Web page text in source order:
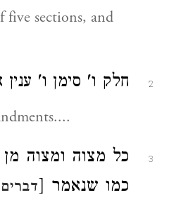
five sections, and
2 חלק ו' סימן ו'
3
כל מצוה ומצוה
כמו שנאמר [